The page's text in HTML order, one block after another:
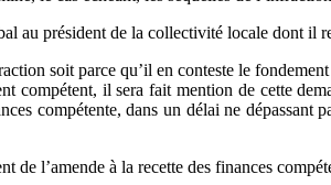
au président de la collectivité locale dont il
soit parce qu’il en conteste le
compétent, il sera fait mention de cette
compétente, dans un délai ne dépassant
l’amende à la recette des finances